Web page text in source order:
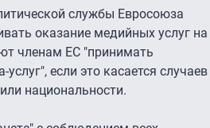
службы Евросоюза
оказание медийных услуг на
членам ЕС "принимать
если это касается случаев
национальности.